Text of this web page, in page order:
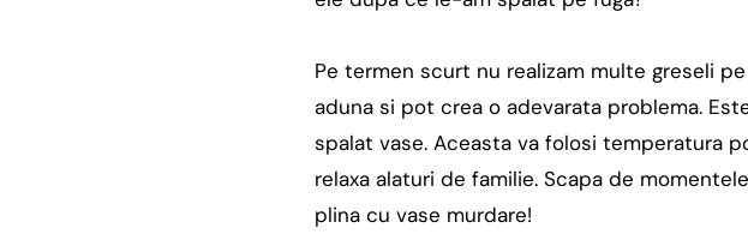
Pe termen scurt nu realizam multe greseli
aduna si pot crea o adevarata problema.
spalat vase. Aceasta va folosi temperatura
relaxa alaturi de familie. Scapa de
plina cu vase murdare!